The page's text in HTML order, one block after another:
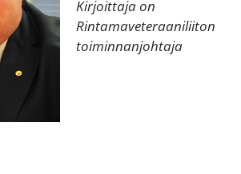
Kirjoittaja on
Rintamaveteraaniliiton
toiminnanjohtaja